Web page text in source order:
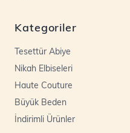
Kategoriler
Tesettür Abiye
Nikah Elbiseleri
Haute Couture
Büyük Beden
İndirimli Ürünler